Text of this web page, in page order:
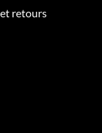
retours